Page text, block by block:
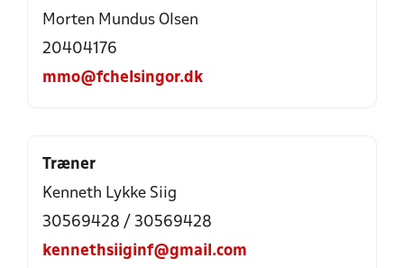
Morten Mundus Olsen
20404176
mmo@fchelsingor.dk
Træner
Kenneth Lykke Siig
30569428 / 30569428
kennethsiiginf@gmail.com